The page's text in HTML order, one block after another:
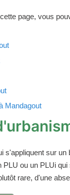
page, vous
Mandagout
s'appliquent sur
ou un PLUi
rare, d'une